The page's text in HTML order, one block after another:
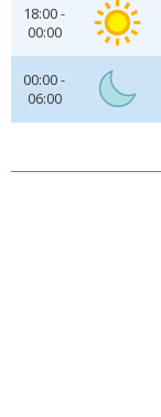
18:00 -
00:00
00:00 -
06:00